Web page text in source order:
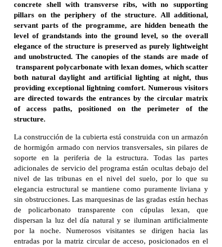
concrete shell with transverse ribs, with no supporting
pillars on the periphery of the structure. All additional,
servant parts of the programme, are hidden beneath the
level of grandstands into the ground level, so the overall
elegance of the structure is preserved as purely lightweight
and unobstructed. The canopies of the stands are made of
transparent polycarbonate with lexan domes, which scatter
both natural daylight and artificial lighting at night, thus
providing exceptional lightning comfort. Numerous visitors
are directed towards the entrances by the circular matrix
of access paths, positioned on the perimeter of the
structure.
La construcción de la cubierta está construida con un armazón
de hormigón armado con nervios transversales, sin pilares de
soporte en la periferia de la estructura. Todas las partes
adicionales de servicio del programa están ocultas debajo del
nivel de las tribunas en el nivel del suelo, por lo que su
elegancia estructural se mantiene como puramente liviana y
sin obstrucciones. Las marquesinas de las gradas están hechas
de policarbonato transparente con cúpulas lexan, que
dispersan la luz del día natural y se iluminan artificialmente
por la noche. Numerosos visitantes se dirigen hacia las
entradas por la matriz circular de acceso, posicionados en el